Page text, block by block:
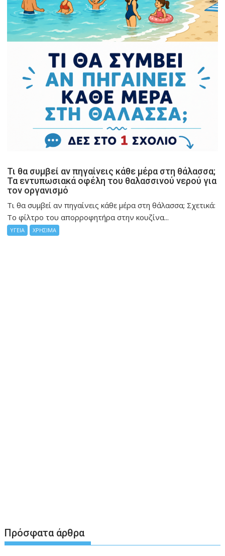
Τι θα συμβεί αν πηγαίνεις κάθε μέρα στη θάλασσα;
Τα εντυπωσιακά οφέλη του θαλασσινού νερού για
τον οργανισμό
Τι θα συμβεί αν πηγαίνεις κάθε μέρα στη θάλασσα; Σχετικά:
Το φίλτρο του απορροφητήρα στην κουζίνα...
ΥΓΕΙΑ ΧΡΗΣΙΜΑ
Πρόσφατα άρθρα